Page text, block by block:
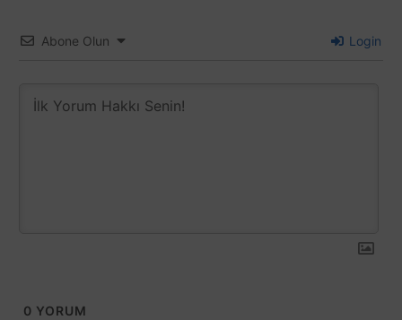
Abone Olun Login
0 YORUM